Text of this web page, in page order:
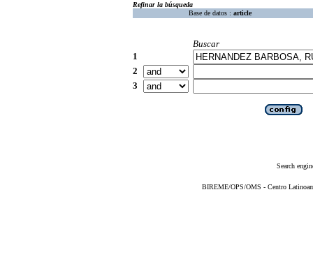
Refinar la búsqueda
Base de datos : article
Buscar
1
2
3
Search
BIREME/OPS/OMS - Centro